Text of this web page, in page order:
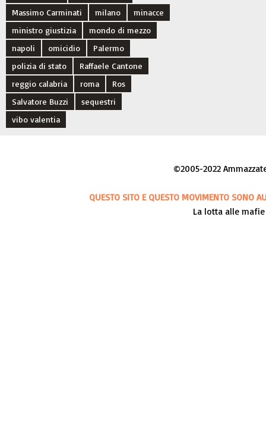
Massimo Carminati
milano
minacce
ministro giustizia
mondo di mezzo
napoli
omicidio
Palermo
polizia di stato
Raffaele Cantone
reggio calabria
roma
Ros
Salvatore Buzzi
sequestri
vibo valentia
©2005-2022
QUESTO SITO E QUESTO MOVIMENTO SONO
La lotta alle